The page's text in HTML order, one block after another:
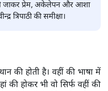
ले जाकर प्रेम, अकेलेपन और आशा
त्रिपाठी की समीक्षा।
की होती है। वहीं की भाषा में
की होकर भी वो सिर्फ वहीं की